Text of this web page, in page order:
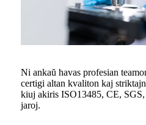
Ni ankaŭ havas profesian
certigi altan kvaliton kaj
kiuj akiris ISO13485, CE,
jaroj.